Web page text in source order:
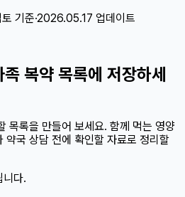
기준·2026.05.17 업데이트
복약 목록에 저장하세
목록을 만들어 보세요. 함께 먹는 영양
약국 상담 전에 확인할 자료로 정리할
니다.